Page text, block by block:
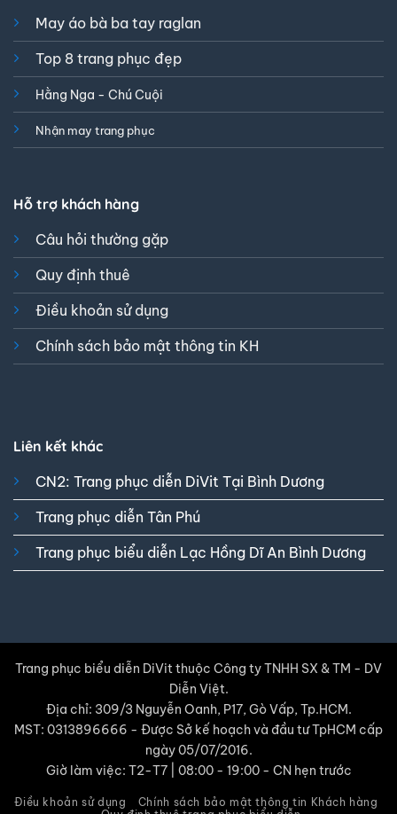
May áo bà ba tay raglan
Top 8 trang phục đẹp
Hằng Nga - Chú Cuội
Nhận may trang phục
Hỗ trợ khách hàng
Câu hỏi thường gặp
Quy định thuê
Điều khoản sử dụng
Chính sách bảo mật thông tin KH
Liên kết khác
CN2: Trang phục diễn DiVit Tại Bình Dương
Trang phục diễn Tân Phú
Trang phục biểu diễn Lạc Hồng Dĩ An Bình Dương
Trang phục biểu diễn DiVit thuộc Công ty TNHH SX & TM - DV
Diễn Việt.
Địa chỉ: 309/3 Nguyễn Oanh, P17, Gò Vấp, Tp.HCM.
MST: 0313896666 - Được Sở kế hoạch và đầu tư TpHCM cấp
ngày 05/07/2016.
Giờ làm việc: T2-T7 | 08:00 - 19:00 - CN hẹn trước
Điều khoản sử dụng
Chính sách bảo mật thông tin Khách hàng